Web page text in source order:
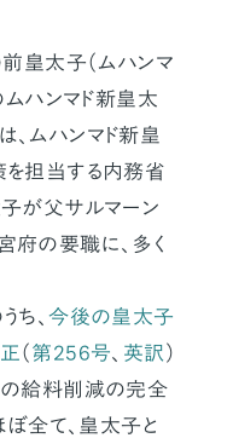
皇太子（ムハンマ
ムハンマド新皇太
ムハンマド新皇
を担当する内務省
が父サルマーン
府の要職に、多く
ち、今後の皇太子
（ 第256号、 英訳 ）
の給料削減の完全
ぼ全て、皇太子と